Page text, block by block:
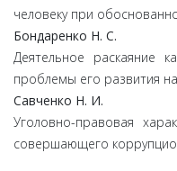
человеку при
Бондаренко Н. С.
Деятельное раскаяние
проблемы его развития
Савченко Н. И.
Уголовно-правовая
совершающего